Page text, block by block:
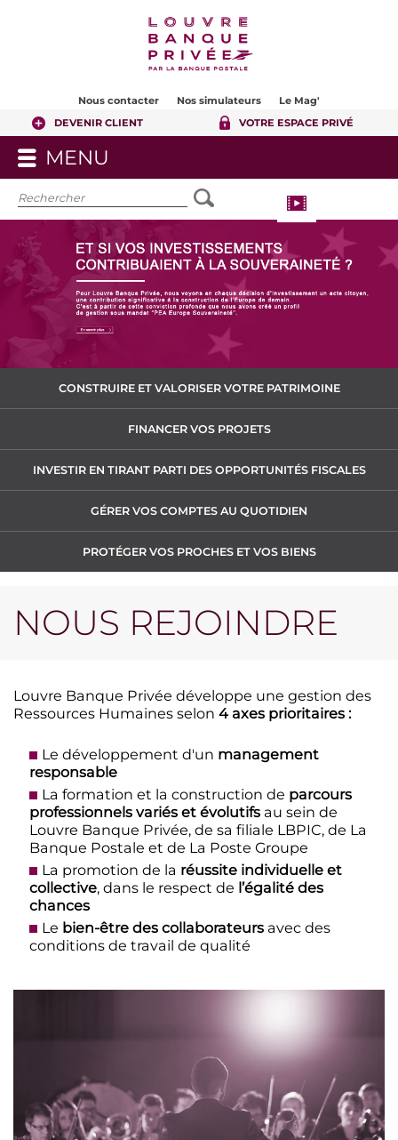
Nous contacter Nos simulateurs
Le Mag'
DEVENIR CLIENT
VOTRE ESPACE PRIVÉ
MENU
LE
MENU
CONSTRUIRE ET VALORISER VOTRE PATRIMOINE
FINANCER VOS PROJETS
INVESTIR EN TIRANT PARTI DES OPPORTUNITÉS FISCALES
GÉRER VOS COMPTES AU QUOTIDIEN
PROTÉGER VOS PROCHES ET VOS BIENS
NOUS REJOINDRE
Louvre Banque Privée développe une gestion des
Ressources Humaines selon 4 axes prioritaires :
Le développement d'un management
responsable
La formation et la construction de parcours
professionnels variés et évolutifs au sein de
Louvre Banque Privée, de sa filiale LBPIC, de La
Banque Postale et de La Poste Groupe
La promotion de la réussite individuelle et
collective, dans le respect de l’égalité des
chances
Le bien-être des collaborateurs avec des
conditions de travail de qualité